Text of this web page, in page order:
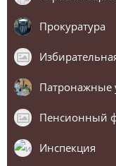
Прокуратура
Патронажные
Пенсионный
Инспекция